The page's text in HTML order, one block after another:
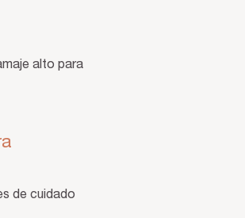
alto para
de cuidado